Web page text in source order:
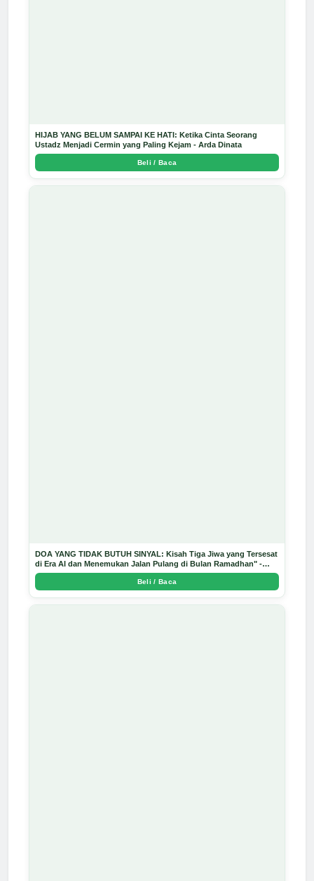
HIJAB YANG BELUM SAMPAI KE HATI: Ketika Cinta Seorang
Ustadz Menjadi Cermin yang Paling Kejam - Arda Dinata
Beli / Baca
DOA YANG TIDAK BUTUH SINYAL: Kisah Tiga Jiwa yang Tersesat
di Era AI dan Menemukan Jalan Pulang di Bulan Ramadhan" -
Arda Dinata
Beli / Baca